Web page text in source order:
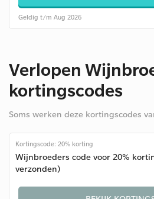
Geldig t/m Aug 2026
Verlopen
kortingscodes
Soms werken deze kortingscodes
Kortingscode: 20% korting
Wijnbroeders code voor 20%
verzonden)